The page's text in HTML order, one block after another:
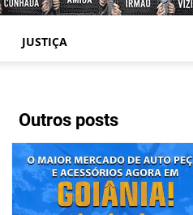
JUSTIÇA
Outros posts